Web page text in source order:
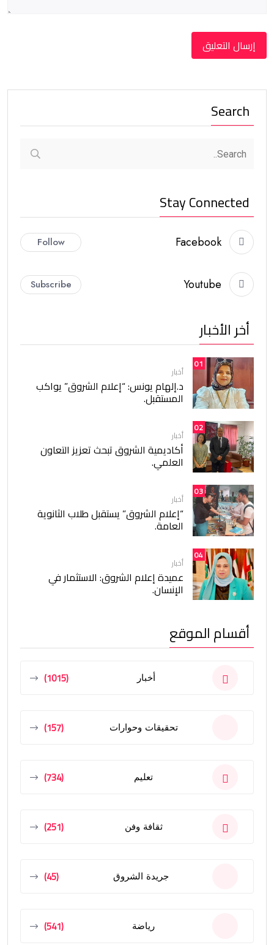
Search
Stay Connected
Facebook
Follow
Youtube
Subscribe
أخر الأخبار
01
أخبار
د.إلهام يونس: “إعلام الشروق” يواكب
المستقبل.
02
أخبار
أكاديمية الشروق تبحث تعزيز التعاون
العلمي.
03
أخبار
“إعلام الشروق” يستقبل طلاب الثانوية
العامة.
04
أخبار
عميدة إعلام الشروق: الاستثمار في
الإنسان.
أقسام الموقع
أخبار (1015)
تحقيقات وحوارات (157)
تعليم (734)
ثقافة وفن (251)
جريدة الشروق (45)
رياضة (541)